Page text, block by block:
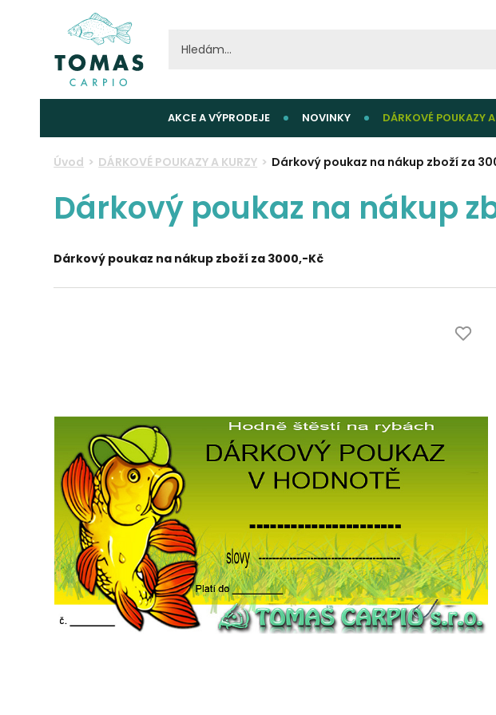
AKCE A VÝPRODEJE NOVINKY DÁRKOVÉ POUKAZY
Úvod DÁRKOVÉ POUKAZY A KURZY Dárkový poukaz na nákup zboží za
Dárkový poukaz na nákup
Dárkový poukaz na nákup zboží za 3000,-Kč